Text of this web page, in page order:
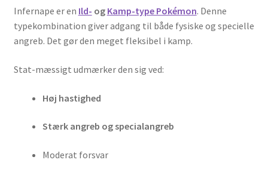
Infernape er en Ild- og Kamp-type Pokémon. Denne
typekombination giver adgang til både fysiske og specielle
angreb. Det gør den meget fleksibel i kamp.
Stat-mæssigt udmærker den sig ved:
Høj hastighed
Stærk angreb og specialangreb
Moderat forsvar